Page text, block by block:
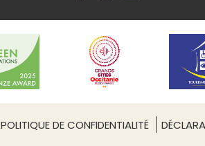
POLITIQUE DE CONFIDENTIALITÉ